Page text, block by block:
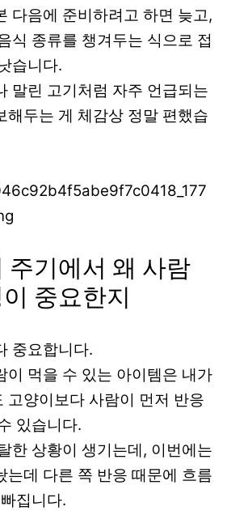
다음에 준비하려고 하면 늦고,
식 종류를 챙겨두는 식으로 접
습니다.
말린 고기처럼 자주 언급되는
해두는 게 체감상 정말 편했습
주기에서 왜 사람
중요한지
중요합니다.
이 먹을 수 있는 아이템은 내가
고양이보다 사람이 먼저 반응
있습니다.
한 상황이 생기는데, 이번에는
는데 다른 쪽 반응 때문에 흐름
집니다.